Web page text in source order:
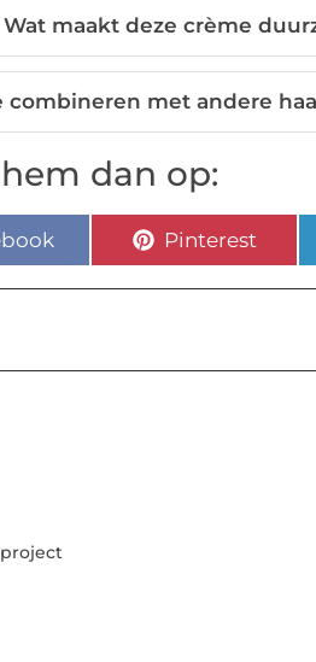
Wat maakt deze crème
combineren met andere
dan op:
Pinterest